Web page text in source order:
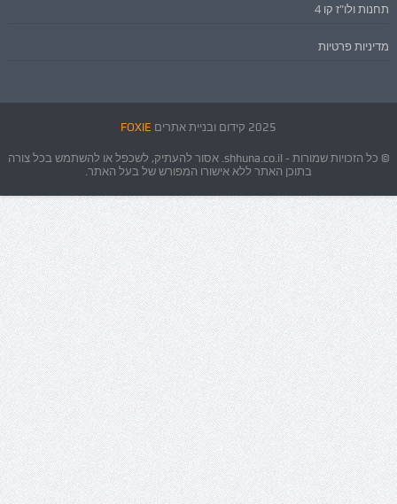
תחנות ולו"ז קו 4
מדיניות פרטיות
2025 קידום ובניית אתרים FOXIE
© כל הזכויות שמורות - shhuna.co.il. אסור להעתיק, לשכפל או להשתמש בכל צורה
בתוכן האתר ללא אישורו המפורש של בעל האתר.